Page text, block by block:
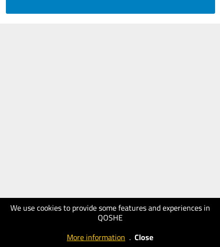
We use cookies to provide some features and experiences in
QOSHE
More information . Close